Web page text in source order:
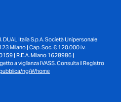
Italia S.p.A. Società Unipersonale
Milano | Cap. Soc. € 120.000 i.v.
| R.E.A. Milano 1628986 |
a vigilanza IVASS. Consulta il Registro
ng/#/home